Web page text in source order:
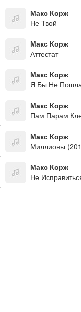
Макс Корж
Не Твой
Макс Корж
Аттестат
Макс Корж
Я Бы Не
Макс Корж
Макс Корж
Миллионы
Макс Корж